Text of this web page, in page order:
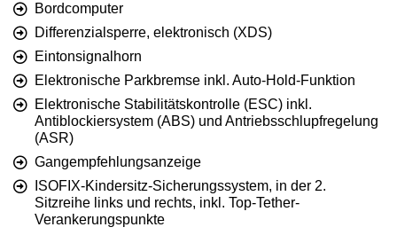
Bordcomputer
Differenzialsperre, elektronisch (XDS)
Eintonsignalhorn
Elektronische Parkbremse inkl. Auto-Hold-Funktion
Elektronische Stabilitätskontrolle (ESC) inkl.
Antiblockiersystem (ABS) und Antriebsschlupfregelung
(ASR)
Gangempfehlungsanzeige
ISOFIX-Kindersitz-Sicherungssystem, in der 2.
Sitzreihe links und rechts, inkl. Top-Tether-
Verankerungspunkte